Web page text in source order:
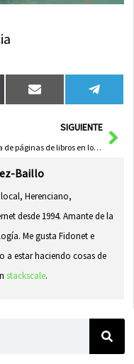
Compartir
en
Email
en
SIGUIENTE
Pegada de páginas de libros en los árboles de la Avenida de Alcázar por el Día del Libro
Baillo
Herenciano,
desde 1994. Amante de la
Me gusta Fidonet e
a estar haciendo cosas de
stackscale.